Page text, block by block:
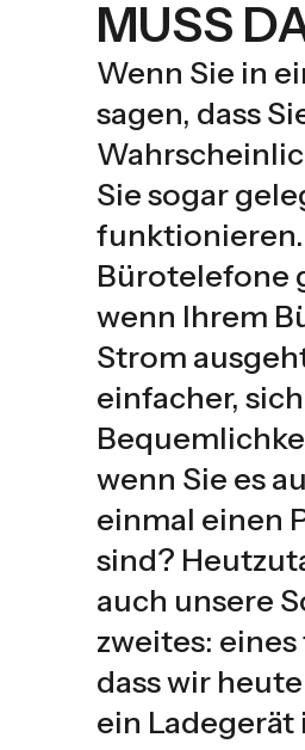
MUSS
Wenn Sie in
sagen, dass
Sie sogar
funktionieren.
Bürotelefone
wenn Ihrem
Strom
einfacher,
wenn Sie es
einmal einen
sind?
auch unsere
zweites:
dass wir
ein